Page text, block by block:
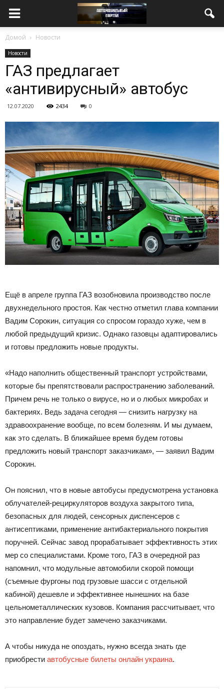
Домой Новости
Новости
ГАЗ предлагает
«антивирусный» автобус
12.07.2020 2434 0
Ещё в апреле группа ГАЗ возобновила производство после
двухнедельного простоя. Как честно отметил глава компании
Вадим Сорокин, ситуация со спросом гораздо хуже, чем в
любой предыдущий кризис. Однако газовцы адаптировались
и готовы предложить новые продукты.
«Надо наполнить общественный транспорт устройствами,
которые бы препятствовали распространению заболеваний.
Причем речь не только о вирусе, но и о любых микробах и
бактериях. Ведь задача сегодня — снизить нагрузку на
здравоохранение вообще, по всем болезням. И мы думаем,
как это сделать. В ближайшее время будем готовы
предложить новый транспорт заказчикам», — заявил Вадим
Сорокин.
Он пояснил, что в новые автобусы предусмотрена установка
облучателей-рециркуляторов воздуха закрытого типа,
безопасных для людей, сенсорных диспенсеров с
антисептиками, применение антибактериального покрытия
поручней. Сейчас завод прорабатывает эффективность этих
мер со специалистами. Кроме того, ГАЗ в очередной раз
напомнил, что модульные автомобили скорой помощи
(съемные фургоны под грузовые шасси с отдельной
кабиной) дешевле и эффективнее нынешних на базе
цельнометаллических кузовов. Компания рассчитывает, что
это направление будет замечено заказчиками.
А чтобы никуда не опоздать, нужно всегда знать где
приобрести автобусные билеты онлайн украина.